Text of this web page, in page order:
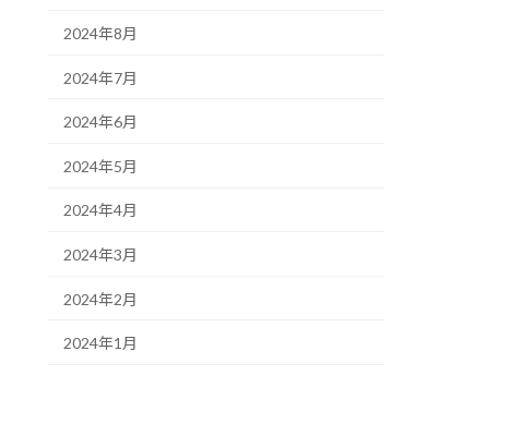
2024年8月
2024年7月
2024年6月
2024年5月
2024年4月
2024年3月
2024年2月
2024年1月